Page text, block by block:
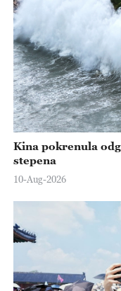
Kina pokrenula
stepena
10-Aug-2026